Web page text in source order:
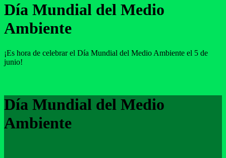
Día Mundial del Medio
Ambiente
¡Es hora de celebrar el Día Mundial del Medio Ambiente el 5 de
junio!
Día Mundial del Medio
Ambiente